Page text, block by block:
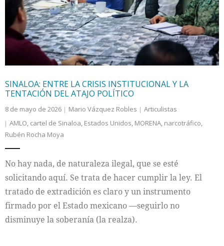
SINALOA: ENTRE LA CRISIS INSTITUCIONAL Y LA
TENTACIÓN DEL ATAJO POLÍTICO
8 de mayo de 2026 Mario Vázquez Robles
Articulistas
AMLO, cartel de Sinaloa, Estados Unidos, MORENA, narcotráfico,
Rubén Rocha Moya
No hay nada, de naturaleza ilegal, que se esté
solicitando aquí. Se trata de hacer cumplir la ley. El
tratado de extradición es claro y un instrumento
firmado por el Estado mexicano —seguirlo no
disminuye la soberanía (la realza).